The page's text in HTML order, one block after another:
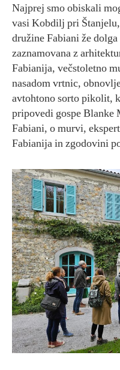
Najprej smo obiskali
vasi Kobdilj pri
družine Fabiani že
zaznamovana z
Fabianija, večstoletno
nasadom vrtnic,
avtohtono sorto pikolit,
pripovedi gospe Blanke
Fabiani, o murvi,
Fabianija in zgodovini